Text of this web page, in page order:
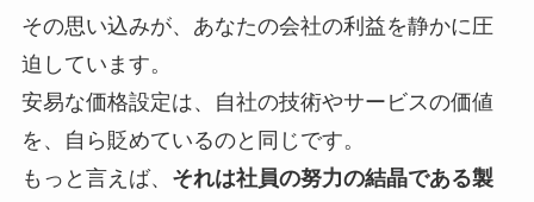
その思い込みが、あなたの会社の利益を静かに圧
迫しています。
安易な価格設定は、自社の技術やサービスの価値
を、自ら貶めているのと同じです。
もっと言えば、 それは社員の努力の結晶である製